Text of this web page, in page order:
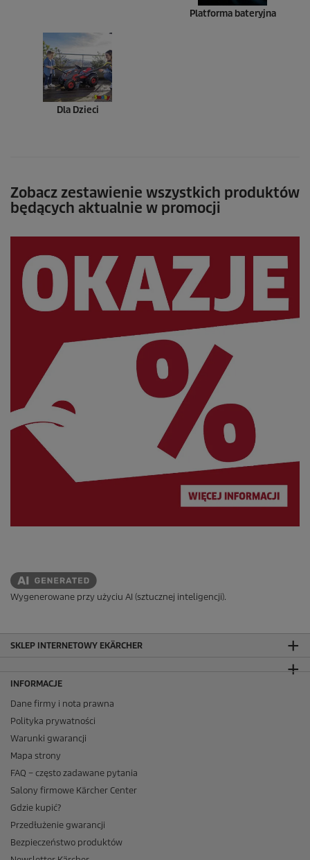
Platforma bateryjna
Dla Dzieci
Zobacz zestawienie wszystkich produktów
będących aktualnie w promocji
Wygenerowane przy użyciu AI (sztucznej inteligencji).
SKLEP INTERNETOWY EKÄRCHER
INFORMACJE
Dane firmy i nota prawna
Polityka prywatności
Warunki gwarancji
Mapa strony
FAQ – często zadawane pytania
Salony firmowe Kärcher Center
Gdzie kupić?
Przedłużenie gwarancji
Bezpieczeństwo produktów